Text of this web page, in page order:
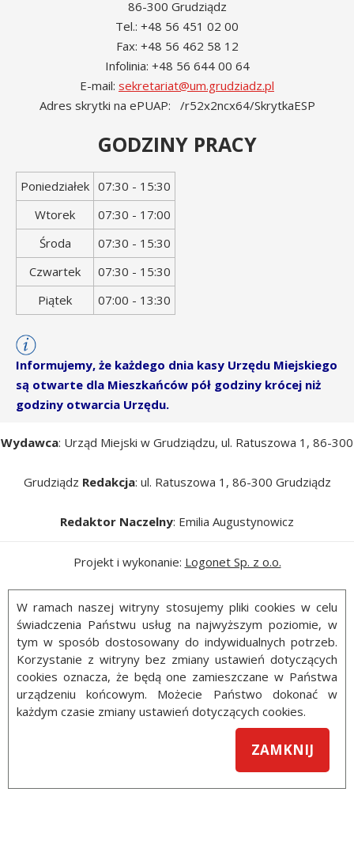
86-300 Grudziądz
Tel.: +48 56 451 02 00
Fax: +48 56 462 58 12
Infolinia: +48 56 644 00 64
E-mail: sekretariat@um.grudziadz.pl
Adres skrytki na ePUAP: /r52x2ncx64/SkrytkaESP
GODZINY PRACY
Dzień
tygodnia
Godziny
otwarcia
Poniedziałek 07:30 - 15:30
Wtorek
07:30 - 17:00
Środa
07:30 - 15:30
Czwartek
07:30 - 15:30
Piątek
07:00 - 13:30
Informujemy, że każdego dnia kasy Urzędu Miejskiego
są otwarte dla Mieszkańców pół godziny krócej niż
godziny otwarcia Urzędu.
Wydawca: Urząd Miejski w Grudziądzu, ul. Ratuszowa 1, 86-300
Grudziądz Redakcja: ul. Ratuszowa 1, 86-300 Grudziądz
Redaktor Naczelny: Emilia Augustynowicz
Projekt i wykonanie: Logonet Sp. z o.o.
W ramach naszej witryny stosujemy pliki cookies w celu
świadczenia Państwu usług na najwyższym poziomie, w
tym w sposób dostosowany do indywidualnych potrzeb.
Korzystanie z witryny bez zmiany ustawień dotyczących
cookies oznacza, że będą one zamieszczane w Państwa
urządzeniu końcowym. Możecie Państwo dokonać w
każdym czasie zmiany ustawień dotyczących cookies.
ZAMKNIJ